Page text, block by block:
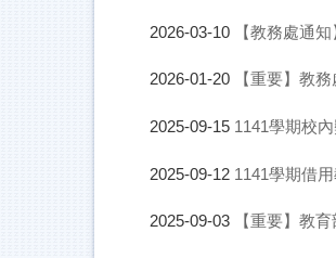
2026-03-10 【教務處通
2026-01-20 【重要】教
2025-09-15 1141學期校
2025-09-12 1141學期借
2025-09-03 【重要】教